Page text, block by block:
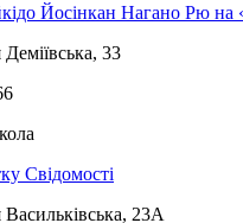
Йосінкан Нагано Рю на
33
Свідомості
Васильківська, 23А